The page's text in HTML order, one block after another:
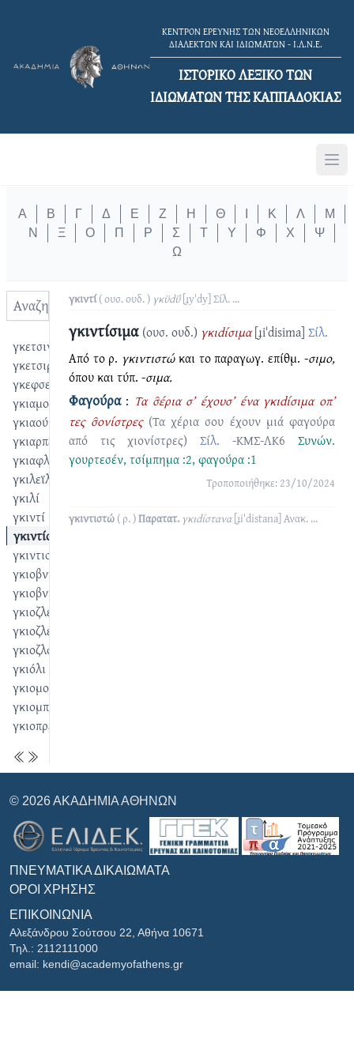
ΚΕΝΤΡΟΝ ΕΡΕΥΝΗΣ ΤΩΝ ΝΕΟΕΛΛΗΝΙΚΩΝ
ΔΙΑΛΕΚΤΩΝ ΚΑΙ ΙΔΙΩΜΑΤΩΝ - Ι.Λ.Ν.Ε.
ΙΣΤΟΡΙΚΟ ΛΕΞΙΚΟ TΩΝ
ΙΔΙΩΜΑΤΩΝ ΤΗΣ ΚΑΠΠΑΔΟΚΙΑΣ
Α Β Γ Δ Ε Ζ Η Θ Κ Λ
Μ
Ν
Ξ Ο Π Ρ Σ Τ Υ Φ Χ
Ψ
Ω
γκετσιντίζω
γκετσιρντώ
γκεφσεντώ
γκιαμουρτώ
γκιαούρης
γκιαρπέτς
γκιαφλαΐζω
γκιλεϊλεντίζω
γκιλί
γκιντί
γκιντίσιμα
γκιντιστώ
γκιοβντέ
γκιοβντελί
γκιοζλέτημα
γκιοζλετίζω
γκιοζλούκι
γκιόλι
γκιομού
γκιομπρέ
γκιοπρέ
γκιντί( ουσ. ουδ. ) γκϋdΰ [ɟyˈdy] Σίλ. ...
γκιντίσιμα (ουσ. ουδ.) γκιdίσιμα [ɟiˈdisima] Σίλ.
Από το ρ. γκιντιστώκαι το παραγωγ. επίθμ. -σιμο,
όπου και τύπ. -σιμα.
Φαγούρα : Τα σ̑έρια σ’ έχουσ’ ένα γκιdίσιμα οπ’
τες σ̑ονίστρες (Τα χέρια σου έχουν μιά φαγούρα
από τις χιονίστρες)Σίλ. -ΚΜΣ-ΛΚ6
Συνών.
γουρτεσέν, τσίμπημα :2, φαγούρα :1
Τροποποιήθηκε: 23/10/2024
γκιντιστώ ( ρ. )Παρατατ. γκιdίστανα [ɟiˈdistana] Ανακ. ...
© 2026 ΑΚΑΔΗΜΊΑ ΑΘΗΝΏΝ
ΠΝΕΥΜΑΤΙΚΆ ΔΙΚΑΙΏΜΑΤΑ
ΌΡΟΙ ΧΡΉΣΗΣ
ΕΠΙΚΟΙΝΩΝΊΑ
Αλεξάνδρου Σούτσου 22, Αθήνα 10671
Τηλ.: 2112111000
email: kendi@academyofathens.gr